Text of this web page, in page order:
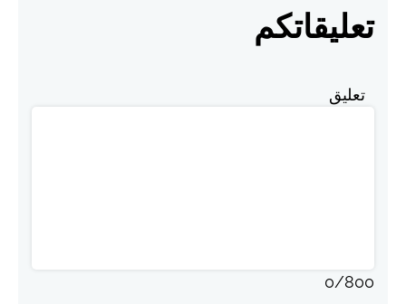
تعليقاتكم
تعليق
0/800